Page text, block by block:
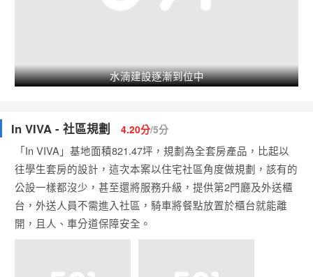
水湳建設逐漸到位中
In VIVA - 社區規劃 4.20分/5分
「In VIVA」基地面積821.47坪，規劃為全套房產品，比起以
往學生套房的設計，這次本案以住宅社區角度做規劃，該有的
公設一樣都沒少，甚至還將服務升級，提供第2門廳及外送櫃
台，外送人員不需進入社區，騎車將餐點放置於櫃台就能離
開，且人、車分道保障安全。